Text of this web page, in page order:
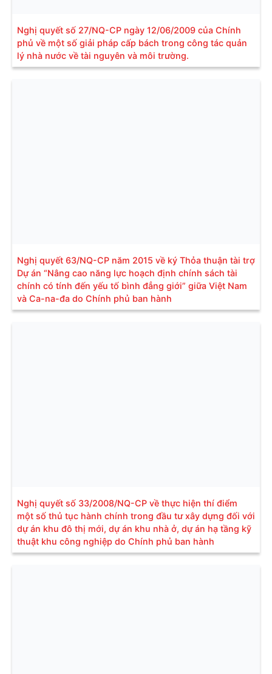
Nghị quyết số 27/NQ-CP ngày 12/06/2009 của Chính
phủ về một số giải pháp cấp bách trong công tác quản
lý nhà nước về tài nguyên và môi trường.
Nghị quyết 63/NQ-CP năm 2015 về ký Thỏa thuận tài trợ
Dự án “Nâng cao năng lực hoạch định chính sách tài
chính có tính đến yếu tố bình đẳng giới” giữa Việt Nam
và Ca-na-đa do Chính phủ ban hành
Nghị quyết số 33/2008/NQ-CP về thực hiện thí điểm
một số thủ tục hành chính trong đầu tư xây dựng đối với
dự án khu đô thị mới, dự án khu nhà ở, dự án hạ tầng kỹ
thuật khu công nghiệp do Chính phủ ban hành